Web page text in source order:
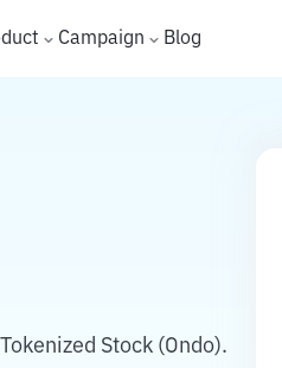
Campaign Blog
Stock (Ondo).